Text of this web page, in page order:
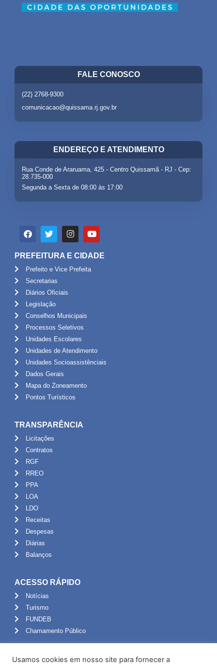
FALE CONOSCO
(22) 2768-9300
comunicacao@quissama.rj.gov.br
ENDEREÇO E ATENDIMENTO
Rua Conde de Araruama, 425 - Centro Quissamã - RJ - Cep:
28.735-000
Segunda a Sexta de 08:00 às 17:00
PREFEITURA E CIDADE
Prefeito e Vice Prefeita
Secretarias
Diários Oficiais
Legislação
Conselhos Municipais
Processos Seletivos
Unidades Escolares
Unidades de Atendimento
Unidades Socioassistênciais
Dados Gerais
Mapa do Zoneamento
Pontos Turísticos
TRANSPARÊNCIA
Licitações
Contratos
RGF
RREO
PPA
LOA
LDO
Receitas
Despesas
Diárias
Balanços
ACESSO RÁPIDO
Notícias
Turismo
FUNDEB
Chamamento Público
Usamos cookies em nosso site para fornecer a